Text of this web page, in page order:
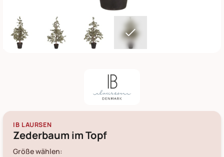
IB LAURSEN
Zederbaum im Topf
Größe wählen: